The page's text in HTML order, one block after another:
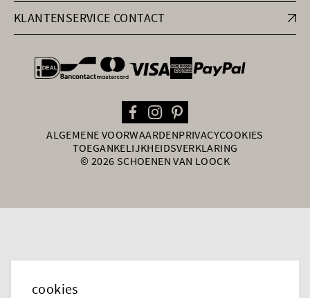
KLANTENSERVICE CONTACT
general.paymentOptions
ALGEMENE VOORWAARDENPRIVACYCOOKIES
TOEGANKELIJKHEIDSVERKLARING
© 2026 SCHOENEN VAN LOOCK
cookies